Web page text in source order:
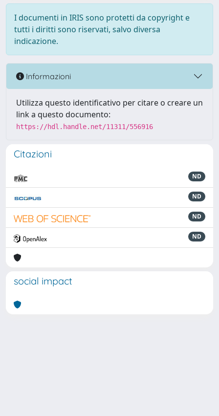
I documenti in IRIS sono protetti da copyright e
tutti i diritti sono riservati, salvo diversa
indicazione.
Informazioni
Utilizza questo identificativo per citare o creare un
link a questo documento:
https://hdl.handle.net/11311/556916
Citazioni
ND
ND
ND
ND
social impact